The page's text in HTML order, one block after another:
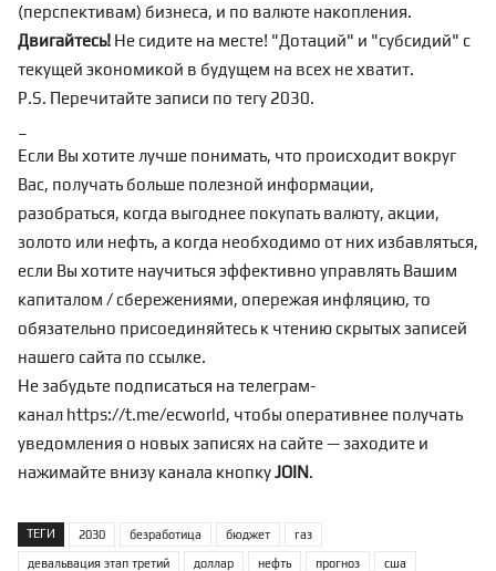
(перспективам) бизнеса, и по валюте накопления.
Двигайтесь! Не сидите на месте! "Дотаций" и "субсидий" c
текущей экономикой в будущем на всех не хватит.
P.S. Перечитайте записи по тегу 2030.
Если Вы хотите лучше понимать, что происходит вокруг
Вас, получать больше полезной информации,
разобраться, когда выгоднее покупать валюту, акции,
золото или нефть, а когда необходимо от них избавляться,
если Вы хотите научиться эффективно управлять Вашим
капиталом / сбережениями, опережая инфляцию, то
обязательно присоединяйтесь к чтению скрытых записей
нашего сайта по ссылке.
Не забудьте подписаться на телеграм-
канал https://t.me/ecworld, чтобы оперативнее получать
уведомления о новых записях на сайте — заходите и
нажимайте внизу канала кнопкуJOIN.
ТЕГИ 2030 безработица бюджет газ
девальвация этап третий доллар нефть прогноз сша